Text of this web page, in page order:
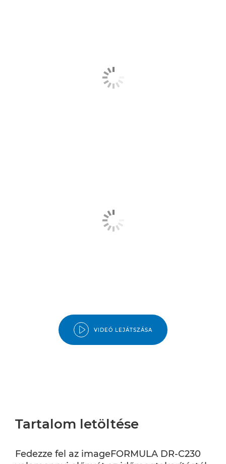
VIDEÓ LEJÁTSZÁSA
Tartalom letöltése
Fedezze fel az imageFORMULA DR-C230